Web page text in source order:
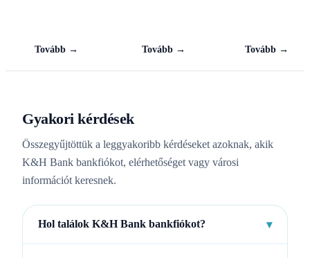
Tovább → Tovább → Tovább →
Gyakori kérdések
Összegyűjtöttük a leggyakoribb kérdéseket azoknak, akik
K&H Bank bankfiókot, elérhetőséget vagy városi
információt keresnek.
Hol találok K&H Bank bankfiókot? ▾